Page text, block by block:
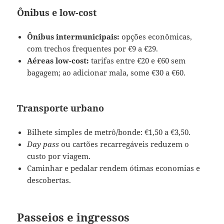
Ônibus e low-cost
Ônibus intermunicipais: opções econômicas,
com trechos frequentes por €9 a €29.
Aéreas low-cost: tarifas entre €20 e €60 sem
bagagem; ao adicionar mala, some €30 a €60.
Transporte urbano
Bilhete simples de metrô/bonde: €1,50 a €3,50.
Day pass ou cartões recarregáveis reduzem o
custo por viagem.
Caminhar e pedalar rendem ótimas economias e
descobertas.
Passeios e ingressos